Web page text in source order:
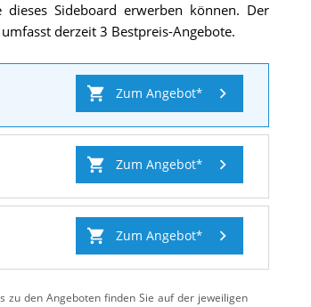
Sideboard erwerben können. Der
derzeit 3 Bestpreis-Angebote.
Zum Angebot
Zum Angebot
Zum Angebot
zu den Angebotenfinden Sie auf der jeweiligen